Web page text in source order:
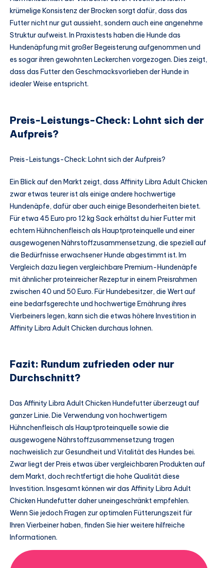
krümelige Konsistenz der Brocken sorgt dafür, dass das
Futter nicht nur gut aussieht, sondern auch eine angenehme
Struktur aufweist. In Praxistests haben die Hunde das
Hundenäpfung mit großer Begeisterung aufgenommen und
es sogar ihren gewohnten Leckerchen vorgezogen. Dies zeigt,
dass das Futter den Geschmacksvorlieben der Hunde in
idealer Weise entspricht.
Preis-Leistungs-Check: Lohnt sich der
Aufpreis?
Preis-Leistungs-Check: Lohnt sich der Aufpreis?
Ein Blick auf den Markt zeigt, dass Affinity Libra Adult Chicken
zwar etwas teurer ist als einige andere hochwertige
Hundenäpfe, dafür aber auch einige Besonderheiten bietet.
Für etwa 45 Euro pro 12 kg Sack erhältst du hier Futter mit
echtem Hühnchenfleisch als Hauptproteinquelle und einer
ausgewogenen Nährstoffzusammensetzung, die speziell auf
die Bedürfnisse erwachsener Hunde abgestimmt ist. Im
Vergleich dazu liegen vergleichbare Premium-Hundenäpfe
mit ähnlicher proteinreicher Rezeptur in einem Preisrahmen
zwischen 40 und 50 Euro. Für Hundebesitzer, die Wert auf
eine bedarfsgerechte und hochwertige Ernährung ihres
Vierbeiners legen, kann sich die etwas höhere Investition in
Affinity Libra Adult Chicken durchaus lohnen.
Fazit: Rundum zufrieden oder nur
Durchschnitt?
Das Affinity Libra Adult Chicken Hundefutter überzeugt auf
ganzer Linie. Die Verwendung von hochwertigem
Hühnchenfleisch als Hauptproteinquelle sowie die
ausgewogene Nährstoffzusammensetzung tragen
nachweislich zur Gesundheit und Vitalität des Hundes bei.
Zwar liegt der Preis etwas über vergleichbaren Produkten auf
dem Markt, doch rechtfertigt die hohe Qualität diese
Investition. Insgesamt können wir das Affinity Libra Adult
Chicken Hundefutter daher uneingeschränkt empfehlen.
Wenn Sie jedoch Fragen zur optimalen Fütterungszeit für
Ihren Vierbeiner haben, finden Sie hier weitere hilfreiche
Informationen.